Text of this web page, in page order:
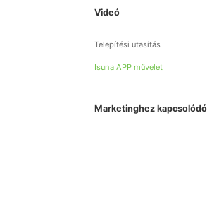
Videó
Telepítési utasítás
Isuna APP művelet
Marketinghez kapcsolódó